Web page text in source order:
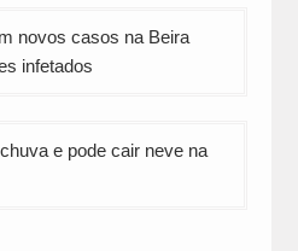
novos casos na Beira
infetados
e pode cair neve na